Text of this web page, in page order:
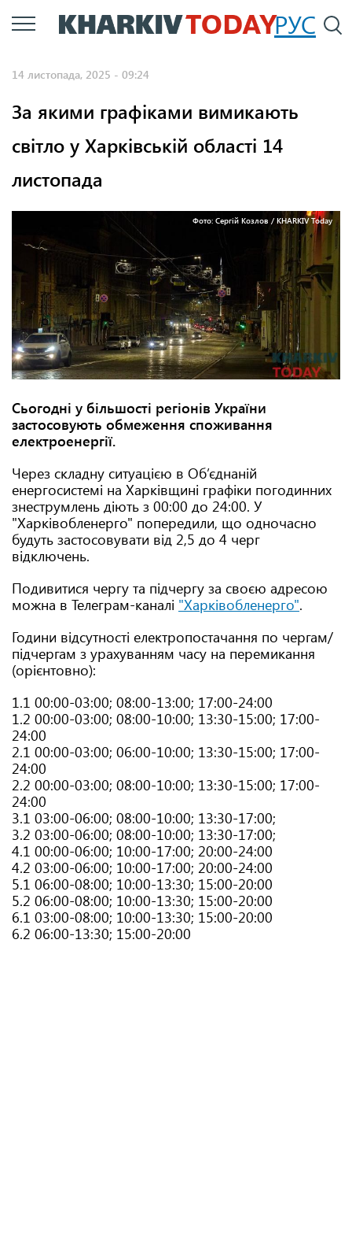
Перейти
до
РУС
14 листопада, 2025 - 09:24
За якими графіками вимикають
світло у Харківській області 14
листопада
Фото: Сергій Козлов / KHARKIV Today
Сьогодні у більшості регіонів України
застосовують обмеження споживання
електроенергії.
Через складну ситуацією в Об’єднаній
енергосистемі на Харківщині графіки погодинних
знеструмлень діють з 00:00 до 24:00. У
"Харківобленерго" попередили, що одночасно
будуть застосовувати від 2,5 до 4 черг
відключень.
Подивитися чергу та підчергу за своєю адресою
можна в Телеграм-каналі "Харківобленерго".
Години відсутності електропостачання по чергам/
підчергам з урахуванням часу на перемикання
(орієнтовно):
1.1 00:00-03:00; 08:00-13:00; 17:00-24:00
1.2 00:00-03:00; 08:00-10:00; 13:30-15:00; 17:00-
24:00
2.1 00:00-03:00; 06:00-10:00; 13:30-15:00; 17:00-
24:00
2.2 00:00-03:00; 08:00-10:00; 13:30-15:00; 17:00-
24:00
3.1 03:00-06:00; 08:00-10:00; 13:30-17:00;
3.2 03:00-06:00; 08:00-10:00; 13:30-17:00;
4.1 00:00-06:00; 10:00-17:00; 20:00-24:00
4.2 03:00-06:00; 10:00-17:00; 20:00-24:00
5.1 06:00-08:00; 10:00-13:30; 15:00-20:00
5.2 06:00-08:00; 10:00-13:30; 15:00-20:00
6.1 03:00-08:00; 10:00-13:30; 15:00-20:00
6.2 06:00-13:30; 15:00-20:00